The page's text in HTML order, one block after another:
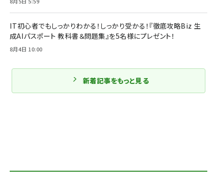
IT初心者でもしっかりわかる！しっかり受かる！『徹底攻略Biz 生
成AIパスポート 教科書＆問題集』を5名様にプレゼント！
8月4日 10:00
新着記事をもっと見る